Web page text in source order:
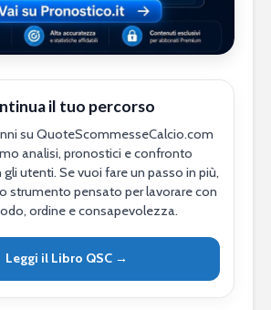
il tuo percorso
su QuoteScommesseCalcio.com
analisi, pronostici e confronto
utenti. Se vuoi fare un passo in più,
strumento pensato per lavorare con
ordine e consapevolezza.
Leggi il Libro QSC →